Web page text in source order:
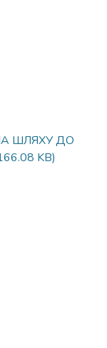
ШЛЯХУ ДО
KB)